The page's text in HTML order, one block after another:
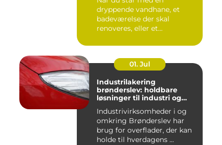
dryppende vandhane, et
badeværelse der skal
renoveres, eller et
01. Jul
Industrilakering
brønderslev: holdbare
løsninger til industri og
Industrivirksomheder i og
omkring Brønderslev har
brug for overflader, der kan
holde til hverdagens ...